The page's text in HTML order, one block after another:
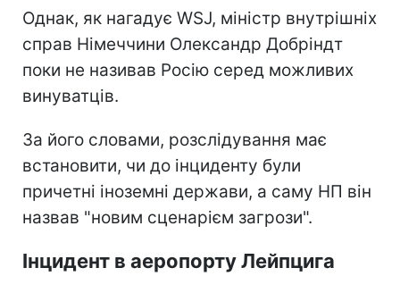
Однак, як нагадує WSJ, міністр внутрішніх
справ Німеччини Олександр Добріндт
поки не називав Росію серед можливих
винуватців.
За його словами, розслідування має
встановити, чи до інциденту були
причетні іноземні держави, а саму НП він
назвав "новим сценарієм загрози".
Інцидент в аеропорту Лейпцига